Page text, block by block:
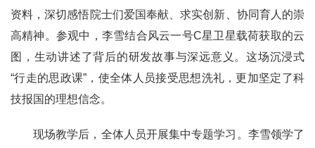
资料，深切感悟院士们爱国奉献、求实创新、协同育人的崇
高精神。参观中，李雪结合风云一号C星卫星载荷获取的云
图，生动讲述了背后的研发故事与深远意义。这场沉浸式
“行走的思政课”，使全体人员接受思想洗礼，更加坚定了科
技报国的理想信念。
现场教学后，全体人员开展集中专题学习。李雪领学了